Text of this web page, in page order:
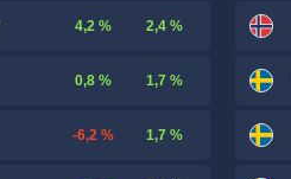
4,2 % 2,4 %
0,8 % 1,7 %
-6,2 % 1,7 %